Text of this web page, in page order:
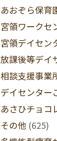
あおぞら保育
宮領ワークセ
宮領デイセン
放課後等デイ
相談支援事業
デイセンター
あさひチョコ
その他 (625)